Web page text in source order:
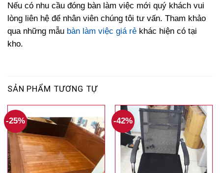
Nếu có nhu cầu đóng bàn làm việc mới quý khách vui
lòng liên hệ để nhân viên chúng tôi tư vấn. Tham khảo
qua những mẫu bàn làm việc giá rẻ khác hiện có tại
kho.
SẢN PHẨM TƯƠNG TỰ
-25% -42%